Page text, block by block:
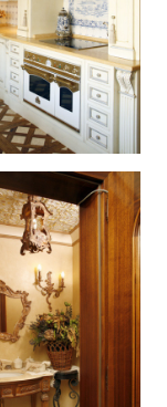
in Moscow